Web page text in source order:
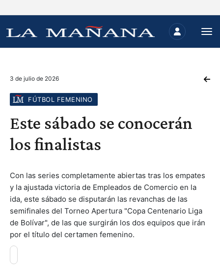
3 de julio de 2026
FÚTBOL FEMENINO
Este sábado se conocerán
los finalistas
Con las series completamente abiertas tras los empates
y la ajustada victoria de Empleados de Comercio en la
ida, este sábado se disputarán las revanchas de las
semifinales del Torneo Apertura "Copa Centenario Liga
de Bolívar", de las que surgirán los dos equipos que irán
por el título del certamen femenino.